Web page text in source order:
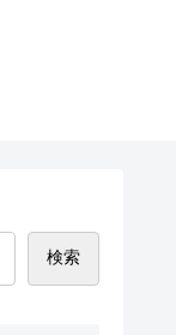
検索